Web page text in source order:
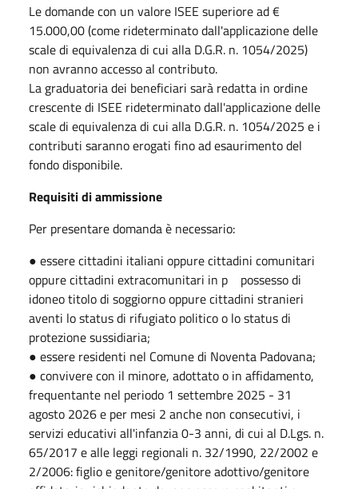
Le domande con un valore ISEE superiore ad €
15.000,00 (come rideterminato dall'applicazione delle
scale di equivalenza di cui alla D.G.R. n. 1054/2025)
non avranno accesso al contributo.
La graduatoria dei beneficiari sarà redatta in ordine
crescente di ISEE rideterminato dall'applicazione delle
scale di equivalenza di cui alla D.G.R. n. 1054/2025 e i
contributi saranno erogati fino ad esaurimento del
fondo disponibile.
Requisiti di ammissione
Per presentare domanda è necessario:
● essere cittadini italiani oppure cittadini comunitari
oppure cittadini extracomunitari in p possesso di
idoneo titolo di soggiorno oppure cittadini stranieri
aventi lo status di rifugiato politico o lo status di
protezione sussidiaria;
● essere residenti nel Comune di Noventa Padovana;
● convivere con il minore, adottato o in affidamento,
frequentante nel periodo 1 settembre 2025 - 31
agosto 2026 e per mesi 2 anche non consecutivi, i
servizi educativi all'infanzia 0-3 anni, di cui al D.Lgs. n.
65/2017 e alle leggi regionali n. 32/1990, 22/2002 e
2/2006: figlio e genitore/genitore adottivo/genitore